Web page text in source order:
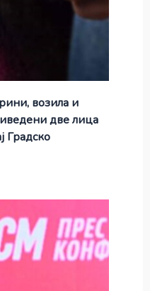
возила и
две лица
Градско